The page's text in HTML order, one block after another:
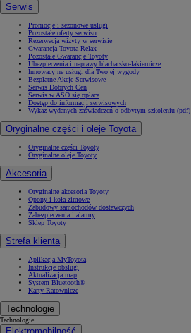
Serwis
Promocje i sezonowe usługi
Pozostałe oferty serwisu
Rezerwacja wizyty w serwisie
Gwarancja Toyota Relax
Pozostałe Gwarancje Toyoty
Ubezpieczenia i naprawy blacharsko-lakiernicze
Innowacyjne usługi dla Twojej wygody
Bezpłatne Akcje Serwisowe
Serwis Dobrych Cen
Serwis w ASO się opłaca
Dostęp do informacji serwisowych
Wykaz wydanych zaświadczeń o odbytym szkoleniu (pdf)
Oryginalne części i oleje Toyota
Oryginalne części Toyoty
Oryginalne oleje Toyoty
Akcesoria
Oryginalne akcesoria Toyoty
Opony i koła zimowe
Zabudowy samochodów dostawczych
Zabezpieczenia i alarmy
Sklep Toyoty
Strefa klienta
Aplikacja MyToyota
Instrukcje obsługi
Aktualizacja map
System Bluetooth®
Karty Ratownicze
Technologie
Technologie